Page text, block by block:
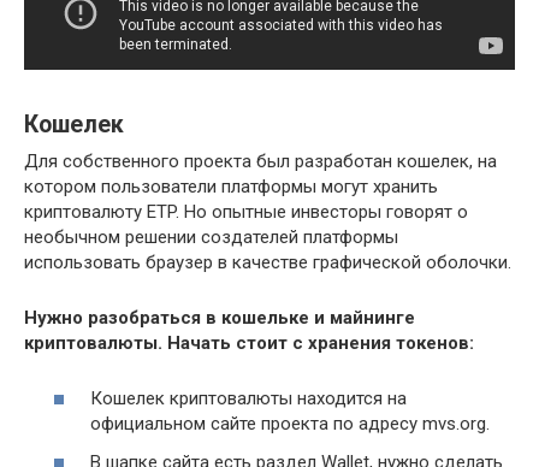
Кошелек
Для собственного проекта был разработан кошелек, на
котором пользователи платформы могут хранить
криптовалюту ETP. Но опытные инвесторы говорят о
необычном решении создателей платформы
использовать браузер в качестве графической оболочки.
Нужно разобраться в кошельке и майнинге
криптовалюты. Начать стоит с хранения токенов:
Кошелек криптовалюты находится на
официальном сайте проекта по адресу mvs.org.
В шапке сайта есть раздел Wallet, нужно сделать